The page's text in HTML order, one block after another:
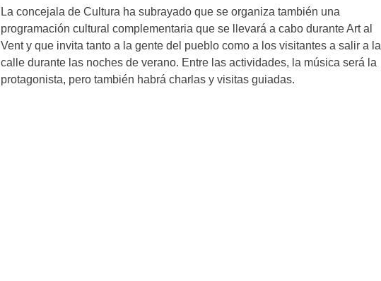
La concejala de Cultura ha subrayado que se organiza también una
programación cultural complementaria que se llevará a cabo durante Art al
Vent y que invita tanto a la gente del pueblo como a los visitantes a salir a la
calle durante las noches de verano. Entre las actividades, la música será la
protagonista, pero también habrá charlas y visitas guiadas.